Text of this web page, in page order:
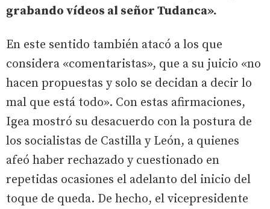
grabando vídeos al señor Tudanca».
En este sentido también atacó a los que
considera «comentaristas», que a su juicio «no
hacen propuestas y solo se decidan a decir lo
mal que está todo». Con estas afirmaciones,
Igea mostró su desacuerdo con la postura de
los socialistas de Castilla y León, a quienes
afeó haber rechazado y cuestionado en
repetidas ocasiones el adelanto del inicio del
toque de queda. De hecho, el vicepresidente